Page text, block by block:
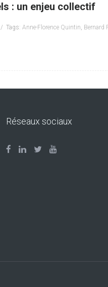
: un enjeu collectif
Tags: Anne-Florence Quintin, Bernard
Réseaux sociaux